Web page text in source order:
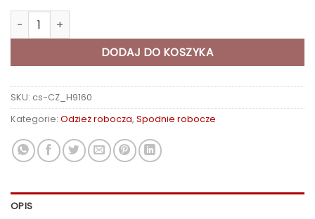
ilość Spodnie pas VISION 02 niebieski
DODAJ DO KOSZYKA
SKU: cs-CZ_H9160
Kategorie: Odzież robocza, Spodnie robocze
OPIS